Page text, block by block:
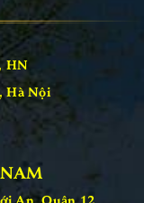
HN
Hà Nội